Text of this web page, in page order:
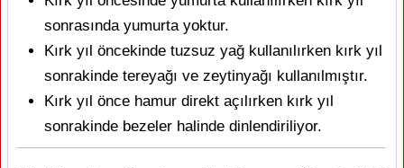
sonrasında yumurta yoktur.
Kırk yıl öncekinde tuzsuz yağ kullanılırken kırk yıl
sonrakinde tereyağı ve zeytinyağı kullanılmıştır.
Kırk yıl önce hamur direkt açılırken kırk yıl
sonrakinde bezeler halinde dinlendiriliyor.